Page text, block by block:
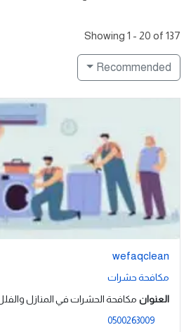
Showing 1 - 20 of 137
Recommended
wefaqclean
مكافحة حشرات
العنوان مكافحة الحشرات في المنازل
0500263009